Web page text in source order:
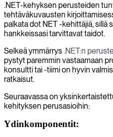
.NET-kehyksen perusteiden
tehtäväkuvausten
palkata dot NET -kehittäjiä, sillä
hankkeissasi tarvittavat taidot.
Selkeä ymmärrys.NET:n
pystyt paremmin vastaamaan
konsultti tai -tiimi on hyvin
ratkaisut.
Seuraavassa on
kehityksen perusasioihin:
Ydinkomponentit: